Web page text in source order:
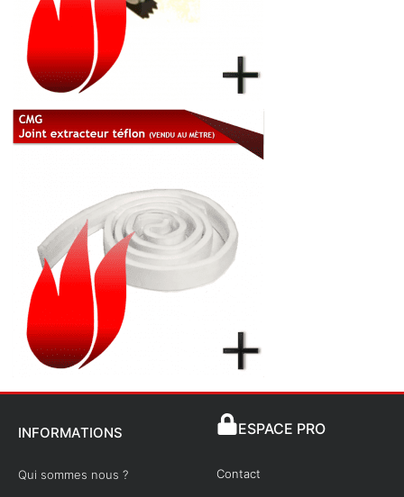
INFORMATIONS
Qui sommes nous ?
ESPACE PRO
Contact